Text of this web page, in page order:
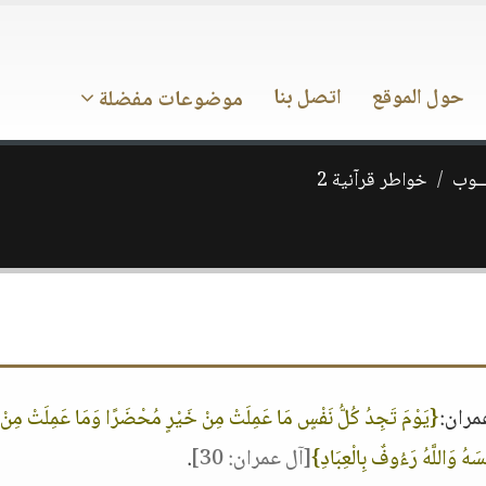
حول الموقع اتصل بنا موضوعات مفضلة
خواطر قرآنية 2
{يَوْمَ تَجِدُ كُلُّ نَفْسٍ مَا عَمِلَتْ مِنْ خَيْرٍ مُحْضَرًا وَمَا عَمِلَتْ
وَاللَّهُ رَءُوفٌ بِالْعِبَادِ}[آل عمران: 30] .